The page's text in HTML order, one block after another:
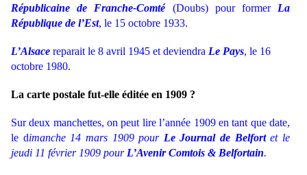
Républicaine de Franche-Comté (Doubs) pour formerLa
République de l’Est, le 15 octobre 1933.
L’Alsace reparait le 8 avril 1945 et deviendra Le Pays, le 16
octobre 1980.
La carte postale fut-elle éditée en 1909 ?
Sur deux manchettes, on peut lire l’année 1909 en tant que date,
le dimanche 14 mars 1909 pour Le Journal de Belfortet le
jeudi 11 février 1909 pourL’Avenir Comtois & Belfortain.